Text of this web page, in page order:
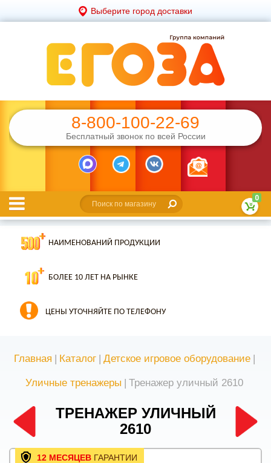
Выберите город доставки
8-800-100-22-69
Бесплатный звонок по всей России
0
НАИМЕНОВАНИЙ ПРОДУКЦИИ
БОЛЕЕ 10 ЛЕТ НА РЫНКЕ
ЦЕНЫ УТОЧНЯЙТЕ ПО ТЕЛЕФОНУ
Главная | Каталог | Детское игровое оборудование |
Уличные тренажеры | Тренажер уличный 2610
ТРЕНАЖЕР УЛИЧНЫЙ
2610
12 МЕСЯЦЕВ ГАРАНТИИ